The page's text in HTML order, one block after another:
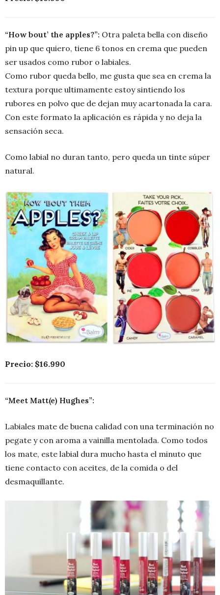
“How bout’ the apples?”: Otra paleta bella con diseño
pin up que quiero, tiene 6 tonos en crema que pueden
ser usados como rubor o labiales.
Como rubor queda bello, me gusta que sea en crema la
textura porque ultimamente estoy sintiendo los
rubores en polvo que de dejan muy acartonada la cara.
Con este formato la aplicación es rápida y no deja la
sensación seca.
Como labial no duran tanto, pero queda un tinte súper
natural.
Precio: $16.990
“Meet Matt(e) Hughes”:
Labiales mate de buena calidad con una terminación no
pegate y con aroma a vainilla mentolada. Como todos
los mate, este labial dura mucho hasta el minuto que
tiene contacto con aceites, de la comida o del
desmaquillante.